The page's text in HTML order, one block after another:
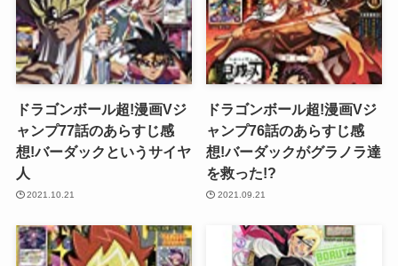
ドラゴンボール超!漫画Vジ
ャンプ77話のあらすじ感
想!バーダックというサイヤ
人
2021.10.21
ドラゴンボール超!漫画Vジ
ャンプ76話のあらすじ感
想!バーダックがグラノラ達
を救った!?
2021.09.21